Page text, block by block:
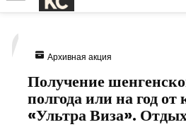
Архивная акция
Получение
полгода или на год
«Ультра Виза».